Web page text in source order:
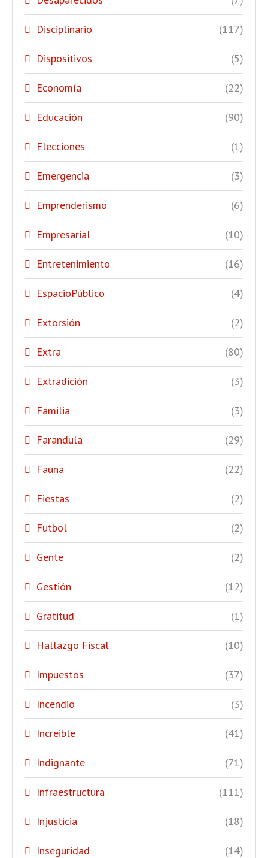
Disciplinario (117)
Dispositivos (5)
Economía (22)
Educación (90)
Elecciones (1)
Emergencia (3)
Emprenderismo (6)
Empresarial (10)
Entretenimiento (16)
EspacioPúblico (4)
Extorsión (2)
Extra (80)
Extradición (3)
Familia (3)
Farandula (29)
Fauna (22)
Fiestas (2)
Futbol (2)
Gente (2)
Gestión (12)
Gratitud (1)
Hallazgo Fiscal (10)
Impuestos (37)
Incendio (3)
Increible (41)
Indignante (71)
Infraestructura (111)
Injusticia (18)
Inseguridad (14)